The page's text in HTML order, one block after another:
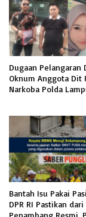
Dugaan Pelangaran
Oknum Anggota Dit
Narkoba Polda
Bantah Isu Pakai
DPR RI Pastikan dari